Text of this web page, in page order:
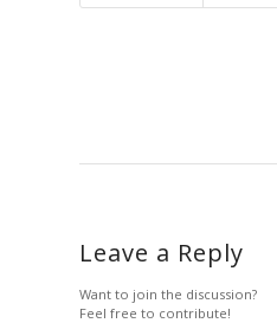
Leave a Reply
Want to join the discussion?
Feel free to contribute!